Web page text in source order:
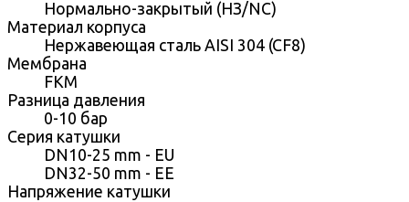
Нормально-закрытый (НЗ/NC)
Материал корпуса
Нержавеющая сталь AISI 304 (CF8)
Мембрана
FKM
Разница давления
0-10 бар
Серия катушки
DN10-25 mm - EU
DN32-50 mm - EE
Напряжение катушки